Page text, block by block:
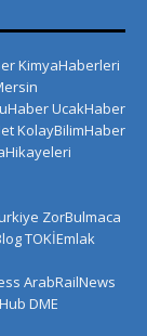
KimyaHaberleri
UcakHaber
KolayBilimHaber
ZorBulmaca
TOKİEmlak
ArabRailNews
DME